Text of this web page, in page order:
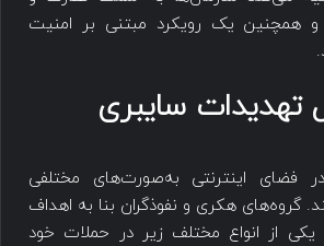
و همچنین یک رویکرد مبتنی بر امنیت
تهدیدات سایبری​
فضای اینترنتی به‌صورت‌های مختلفی
گروه‌های هکری و نفوذگران بنا به اهداف
از انواع مختلف زیر در حملات خود